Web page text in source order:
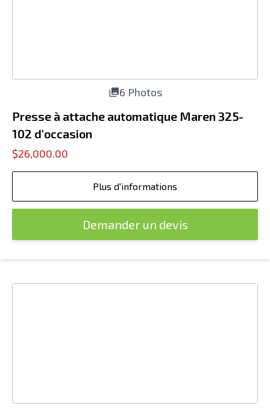
6 Photos
Presse à attache automatique Maren 325-
102 d'occasion
$26,000.00
Plus d'informations
Demander un devis